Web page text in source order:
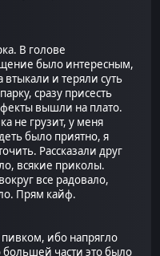
В голове
было интересным,
втыкали и теряли суть
сразу присесть
вышли на плато.
не грузит, у меня
было приятно, я
Рассказали друг
всякие приколы.
все радовало,
Прям кайф.
ибо напрягло
большей части это было